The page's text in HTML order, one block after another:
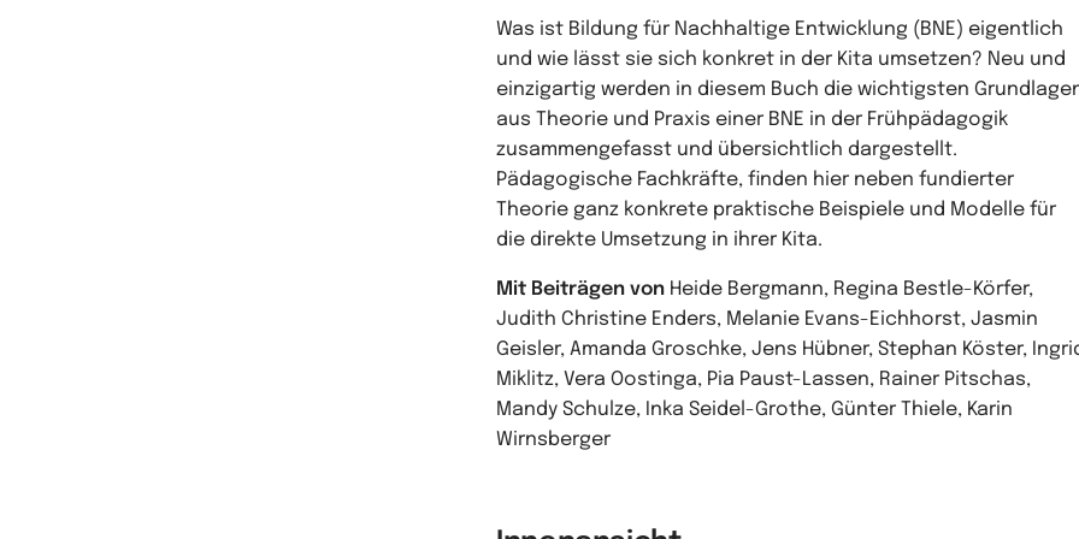
Was ist Bildung für Nachhaltige Entwicklung (BNE) eigentlich
und wie lässt sie sich konkret in der Kita umsetzen? Neu und
einzigartig werden in diesem Buch die wichtigsten
aus Theorie und Praxis einer BNE in der Frühpädagogik
zusammengefasst und übersichtlich dargestellt.
Pädagogische Fachkräfte, finden hier neben fundierter
Theorie ganz konkrete praktische Beispiele und Modelle für
die direkte Umsetzung in ihrer Kita.
Mit Beiträgen von Heide Bergmann, Regina Bestle-Körfer,
Judith Christine Enders, Melanie Evans-Eichhorst, Jasmin
Geisler, Amanda Groschke, Jens Hübner, Stephan Köster,
Miklitz, Vera Oostinga, Pia Paust-Lassen, Rainer Pitschas,
Mandy Schulze, Inka Seidel-Grothe, Günter Thiele, Karin
Wirnsberger